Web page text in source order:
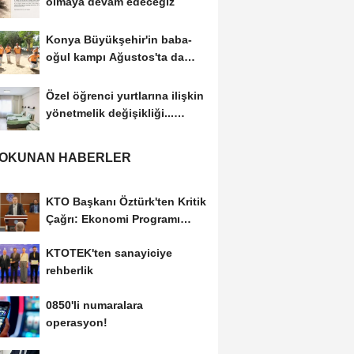
Konya Büyükşehir'in baba-
oğul kampı Ağustos'ta da
Özel öğrenci yurtlarına ilişkin
yönetmelik değişikliği...
HABERLER
KTO Başkanı Öztürk'ten Kritik
Çağrı: Ekonomi Programı
KTOTEK'ten sanayiciye
rehberlik
0850'li numaralara
operasyon!